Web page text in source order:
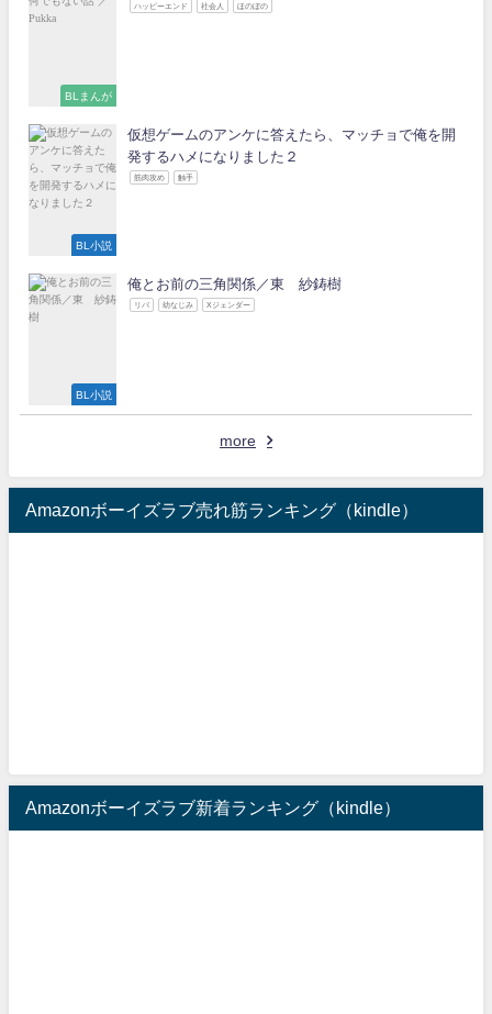
BLまんが
ハッピーエンド 社会人 ほのぼの
BL小説
仮想ゲームのアンケに答えたら、マッチョで俺を開
発するハメになりました２
筋肉攻め 触手
BL小説
俺とお前の三角関係／東 紗鋳樹
リバ 幼なじみ Xジェンダー
more
Amazonボーイズラブ売れ筋ランキング（kindle）
Amazonボーイズラブ新着ランキング（kindle）